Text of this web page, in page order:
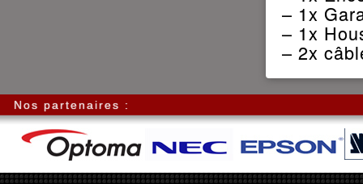
– 1x
– 1x
– 2x
Nos partenaires :